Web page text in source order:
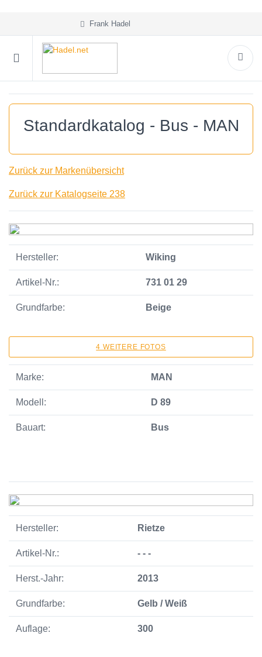
Frank Hadel
Standardkatalog - Bus - MAN
Zurück zur Markenübersicht
Zurück zur Katalogseite 238
Hersteller: Wiking
Artikel-Nr.: 731 01 29
Grundfarbe: Beige
4 WEITERE FOTOS
Marke: MAN
Modell: D 89
Bauart: Bus
Hersteller: Rietze
Artikel-Nr.: - - -
Herst.-Jahr: 2013
Grundfarbe: Gelb / Weiß
Auflage: 300